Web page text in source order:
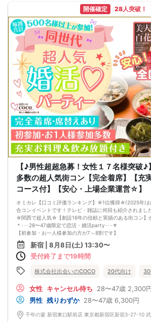
全スタッフにもしかっりと研修を行っており、プライベー
や街コン参加の経験豊富なスタッフばかりとなります。
経験者だからこそご提供できるサービスがここにあります
その④
お客様同士の会話やお食事のお時間を十分にお楽しみいた
カードはご用意しておりません。
少し早めに会場へ到着し毎回記入する面倒もありません。
どのイベントも開始後は自然と盛り上がりますが万が一お
ッフがお客様の会話をサポートいたしますのでご安心くだ
その⑤
AI画像不使用。お客様へ実際の雰囲気がより正確に伝わる
トページの人物や会場画像において一切AIを使用しており
実際に撮影された会場画像や実際の人物画像のみを使用し
『イベントページに載っていた食事と実際の食事が異なっ
像にいる整い過ぎた美男美女はいなかった』という事は起
【参加規約・注意事項】
・当日は必ず受付時間内にお越しください
・受付時間終了後のご参加はお断りをさせていただく場合
・無断欠席をされた方は以後のご参加をお断りさせていた
す。
・他のお客様へご迷惑となりますので途中退出は禁止とさ
・当日の遅刻や欠席により、スタート時に全員揃わない場
・ご参加人数によりイベントのスケジュールが変動する可
・イベント当日の参加キャンセル及び無断キャンセルによ
れる場合がございます。
・イベント中止に伴うユーザーへの返金額は、参加費のみ
費、通信費等の返金は行いません
・スタッフの案内に従ってご参加をお願いいたします。
・店舗の状況により飲食物の内容が変更となる場合がござ
・イベント中及び終了後に発生したトラブルには一切関与
開催確定 28人突破！
【♪男性超超急募！女性１７名様突破
多数の超人気街コン【完全着席】【充
コース付】【安心・上場企業運営☆】
オミカレ【口コミ評価ランキング】☆1位獲得☆(2025年)
合コンイベントです！テレビ・雑誌に何回も紹介されまし
☆関西で超人気☆【創設16年の信頼と実績のある街コン】
＊･･･28〜47歳限定で恋活・婚活party･･･＊
【初参加・お一人様参加の方が7～8割です】
安心してご参加ください♪
お一人様でも気軽に参加できるparty☆
当イベントスタッフが参加者様の立場に立って、最初から
■□完全着席♪MCによる席がえあり！ ドラマのロケ地・
嬉しい！お料理はビュッフェ形式ではなく、店員さんがご
いたします！
お店自慢のお料理を召し上がって頂きながら、ゆっくりと
《ドラマのロケ地で有名な会場で完全着席PARTY》
新宿 | 8月8日(土) 13:30〜
受付終了まで19時間
株式会社出会いのCOCO 20代向け
女性 キャンセル待ち 28〜47歳 2,300
男性 残りわずか 28〜47歳 6,300円
千年の宴 新宿東口駅前店 東京都新宿区新宿3-27-10 武